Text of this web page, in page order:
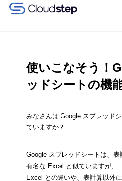
ラウドス
プ）」
使いこなそう！
ッドシートの機
みなさんは Google スプレッド
ていますか？
Google スプレッドシートは、
有名な Excel と似ていますが、
Excel との違いや、表計算以外